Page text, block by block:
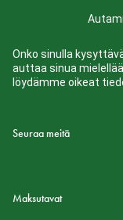
Onko sinulla
auttaa sinua
löydämme oikeat
Seuraa meitä
Maksutavat